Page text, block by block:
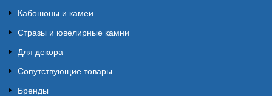
Кабошоны и камеи
Стразы и ювелирные камни
Для декора
Сопутствующие товары
Бренды